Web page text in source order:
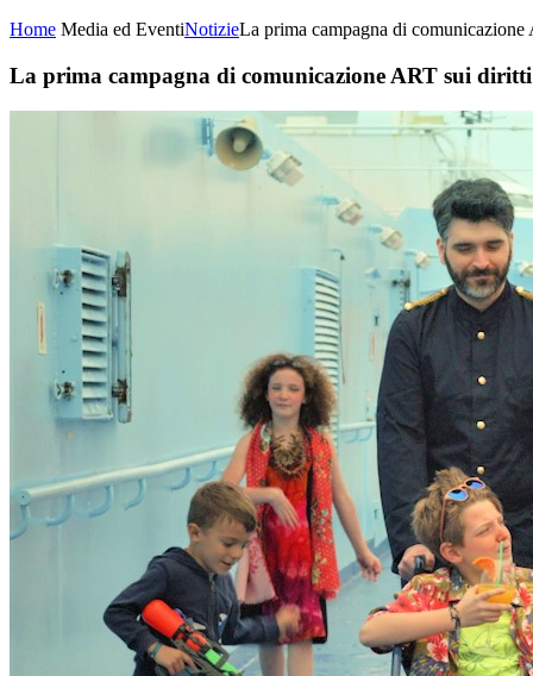
Home Media ed EventiNotizieLa prima campagna di
La prima campagna di comunicazione ART sui